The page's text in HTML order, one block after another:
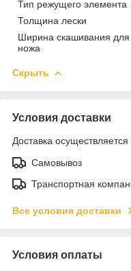
Тип режущего элемента
Толщина лески
Ширина скашивания для
ножа
Скрыть
Условия доставки
Доставка
Самовывоз
Транспортная
Все условия доставки
Условия оплаты